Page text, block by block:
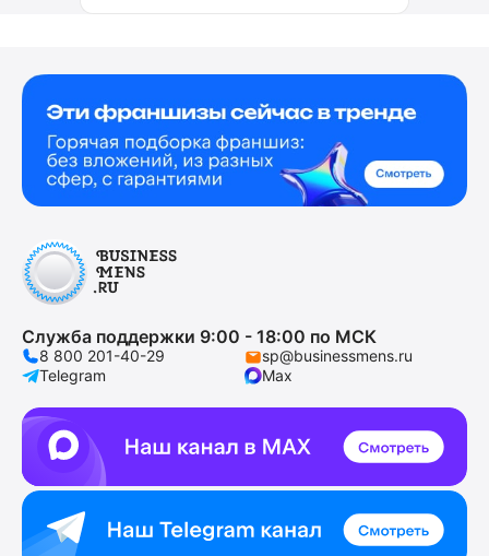
Служба поддержки 9:00 - 18:00 по МСК
8 800 201-40-29
sp@businessmens.ru
Telegram
Max